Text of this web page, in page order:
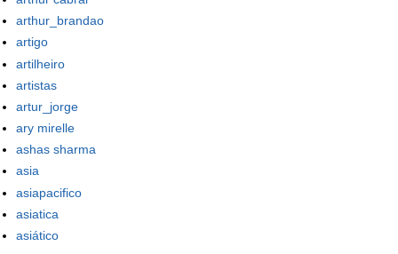
arthur_brandao
artigo
artilheiro
artistas
artur_jorge
ary mirelle
ashas sharma
asia
asiapacifico
asiatica
asiático